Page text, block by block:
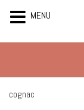
de
inhoudcognac
MENU